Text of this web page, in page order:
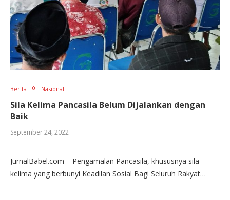
Berita Nasional
Sila Kelima Pancasila Belum Dijalankan dengan
Baik
September 24, 2022
JurnalBabel.com – Pengamalan Pancasila, khususnya sila
kelima yang berbunyi Keadilan Sosial Bagi Seluruh Rakyat…